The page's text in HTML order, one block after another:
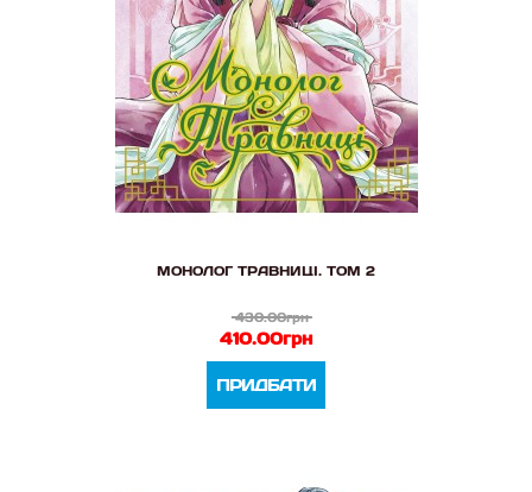
МОНОЛОГ ТРАВНИЦІ. ТОМ 2
430.00грн
410.00грн
ПРИДБАТИ